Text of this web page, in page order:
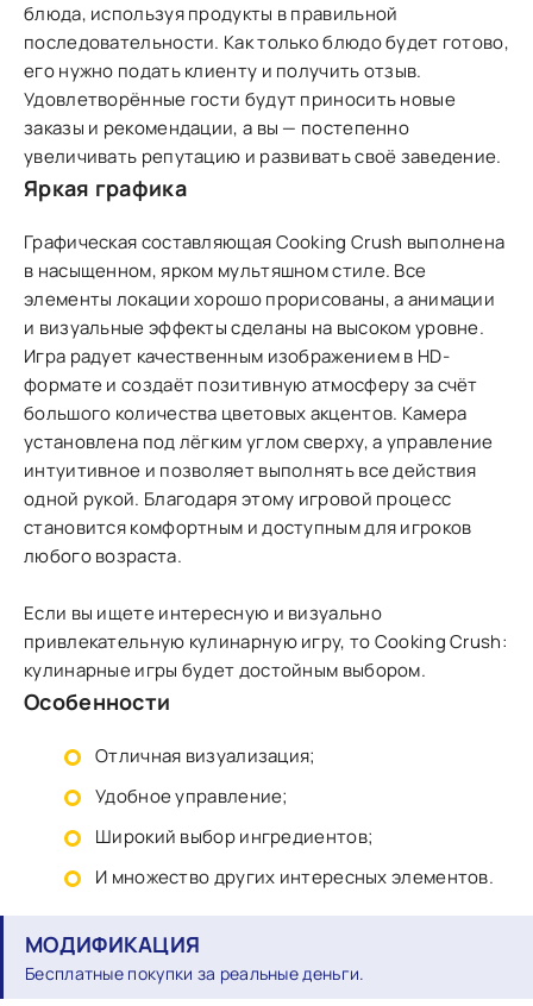
блюда, используя продукты в правильной
последовательности. Как только блюдо будет готово,
его нужно подать клиенту и получить отзыв.
Удовлетворённые гости будут приносить новые
заказы и рекомендации, а вы — постепенно
увеличивать репутацию и развивать своё заведение.
Яркая графика
Графическая составляющая Cooking Crush выполнена
в насыщенном, ярком мультяшном стиле. Все
элементы локации хорошо прорисованы, а анимации
и визуальные эффекты сделаны на высоком уровне.
Игра радует качественным изображением в HD-
формате и создаёт позитивную атмосферу за счёт
большого количества цветовых акцентов. Камера
установлена под лёгким углом сверху, а управление
интуитивное и позволяет выполнять все действия
одной рукой. Благодаря этому игровой процесс
становится комфортным и доступным для игроков
любого возраста.
Если вы ищете интересную и визуально
привлекательную кулинарную игру, то Cooking Crush:
кулинарные игры будет достойным выбором.
Особенности
Отличная визуализация;
Удобное управление;
Широкий выбор ингредиентов;
И множество других интересных элементов.
МОДИФИКАЦИЯ
Бесплатные покупки за реальные деньги.